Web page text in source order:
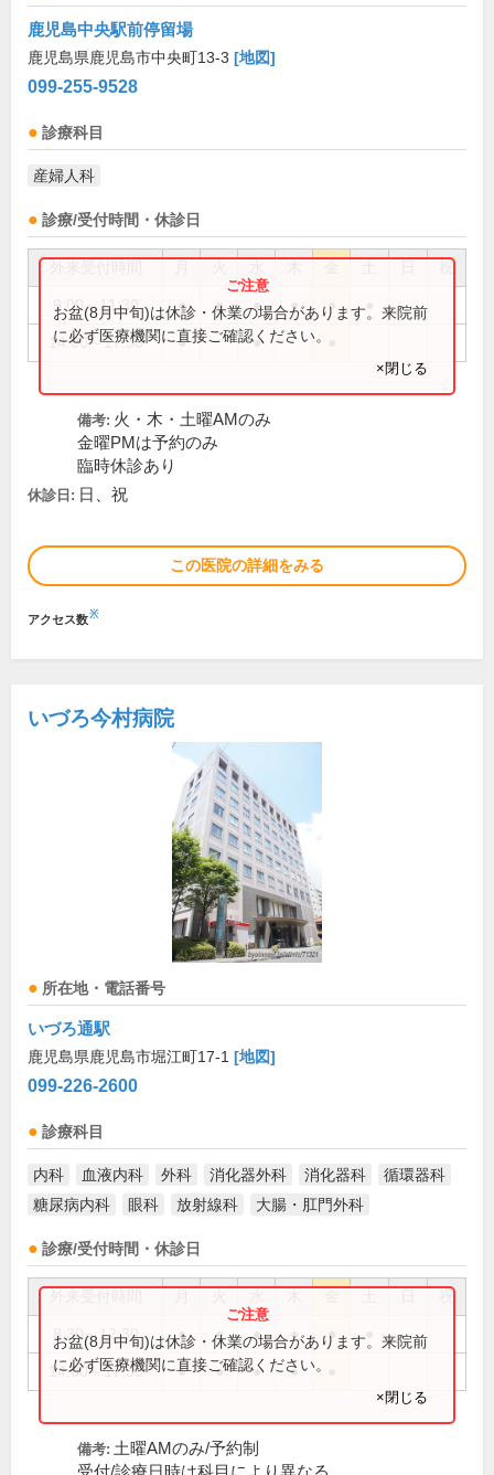
鹿児島中央駅前停留場
鹿児島県鹿児島市中央町13-3 [地図]
099-255-9528
診療科目
産婦人科
診療/受付時間・休診日
祝
9:00～11:30 ● ● ● ● ●
14:00～17:30 ● ●
お盆(8月中旬)は休診・休業の場合があります。来院前
に必ず医療機関に直接ご確認ください。
×閉じる
備考: 火・木・土曜AMのみ
金曜PMは予約のみ
臨時休診あり
休診日: 日、祝
この医院の詳細をみる
アクセス数※
いづろ今村病院
所在地・電話番号
いづろ通駅
鹿児島県鹿児島市堀江町17-1 [地図]
099-226-2600
診療科目
内科 血液内科 外科 消化器外科 消化器科
循環器科
糖尿病内科
眼科 放射線科 大腸・肛門外科
診療/受付時間・休診日
祝
8:30～12:30 ● ● ● ● ●
14:00～17:30 ● ● ● ●
お盆(8月中旬)は休診・休業の場合があります。来院前
に必ず医療機関に直接ご確認ください。
×閉じる
備考: 土曜AMのみ/予約制